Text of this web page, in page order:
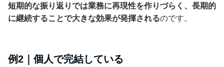
短期的な振り返りでは業務に再現性を作りづらく、長期的
に継続することで大きな効果が発揮されるのです。
例2｜個人で完結している